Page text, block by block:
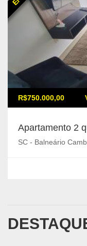
R$750.000,00
Apartamento 2
SC - Balneário